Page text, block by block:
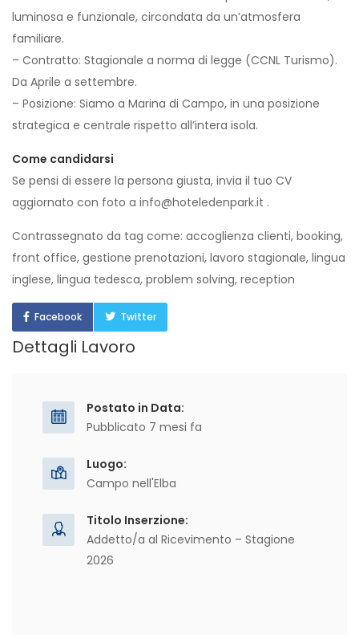
luminosa e funzionale, circondata da un’atmosfera
familiare.
– Contratto: Stagionale a norma di legge (CCNL Turismo).
Da Aprile a settembre.
– Posizione: Siamo a Marina di Campo, in una posizione
strategica e centrale rispetto all’intera isola.
Come candidarsi
Se pensi di essere la persona giusta, invia il tuo CV
aggiornato con foto a info@hoteledenpark.it .
Contrassegnato da tag come: accoglienza clienti, booking,
front office, gestione prenotazioni, lavoro stagionale, lingua
inglese, lingua tedesca, problem solving, reception
Facebook Twitter
Dettagli Lavoro
Postato in Data:
Pubblicato 7 mesi fa
Luogo:
Campo nell'Elba
Titolo Inserzione:
Addetto/a al Ricevimento – Stagione
2026